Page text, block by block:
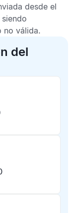
desde el
no válida.
del